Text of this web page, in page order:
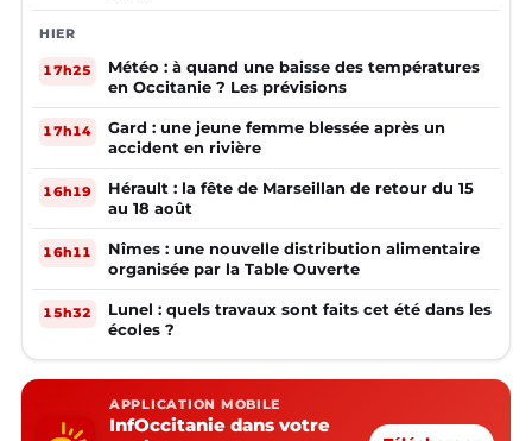
HIER
17h25
Météo : à quand une baisse des températures
en Occitanie ? Les prévisions
17h14
Gard : une jeune femme blessée après un
accident en rivière
16h19
Hérault : la fête de Marseillan de retour du 15
au 18 août
16h11
Nîmes : une nouvelle distribution alimentaire
organisée par la Table Ouverte
15h32
Lunel : quels travaux sont faits cet été dans les
écoles ?
APPLICATION MOBILE
InfOccitanie dans votre